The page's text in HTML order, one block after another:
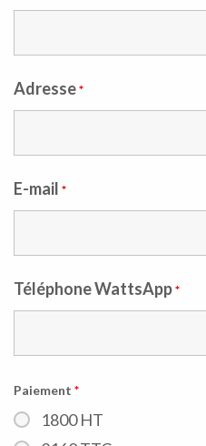
Adresse*
E-mail *
Téléphone WattsApp*
Paiement *
1800 HT